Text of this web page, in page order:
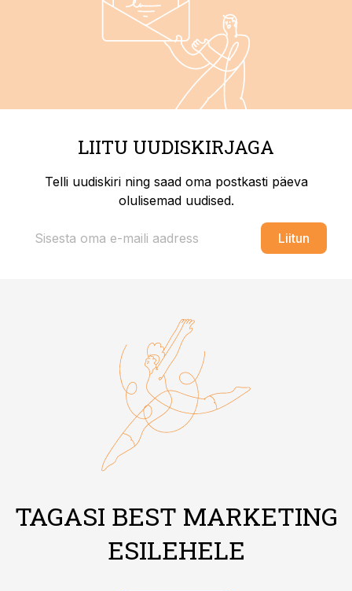
LIITU UUDISKIRJAGA
Telli uudiskiri ning saad oma postkasti päeva
olulisemad uudised.
Liitun
TAGASI BEST MARKETING
ESILEHELE